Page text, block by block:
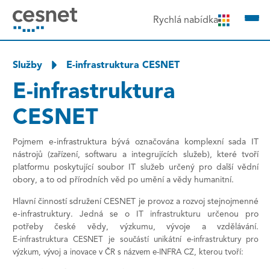
na obsah Rychlá nabídka
Služby E-infrastruktura CESNET
E-infrastruktura
CESNET
Pojmem e-infrastruktura bývá označována komplexní sada IT
nástrojů (zařízení, softwaru a integrujících služeb), kterétvoří
platformu poskytující soubor IT služeb určený pro další vědní
obory, a tood přírodních věd po umění a vědy humanitní.
Hlavní činnostísdružení CESNET je provoz a rozvoj stejnojmenné
e-infrastruktury. Jedná se o
IT infrastrukturu určenou pro
potřeby české vědy, výzkumu, vývoje a vzdělávání.
E‑infrastruktura CESNET je součástí unikátní e-infrastruktury pro
výzkum, vývoj a inovace v ČR s názvem e-INFRA CZ, kterou tvoří: